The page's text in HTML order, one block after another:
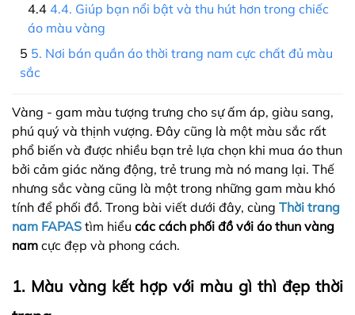
4.4. Giúp bạn nổi bật và thu hút hơn trong chiếc
áo màu vàng
5. Nơi bán quần áo thời trang nam cực chất đủ màu
sắc
Vàng - gam màu tượng trưng cho sự ấm áp, giàu sang,
phú quý và thịnh vượng. Đây cũng là một màu sắc rất
phổ biến và được nhiều bạn trẻ lựa chọn khi mua áo thun
bởi cảm giác năng động, trẻ trung mà nó mang lại. Thế
nhưng sắc vàng cũng là một trong những gam màu khó
tính để phối đồ. Trong bài viết dưới đây, cùng Thời trang
nam FAPAS tìm hiểu các cách phối đồ với áo thun vàng
nam cực đẹp và phong cách.
1. Màu vàng kết hợp với màu gì thì đẹp thời